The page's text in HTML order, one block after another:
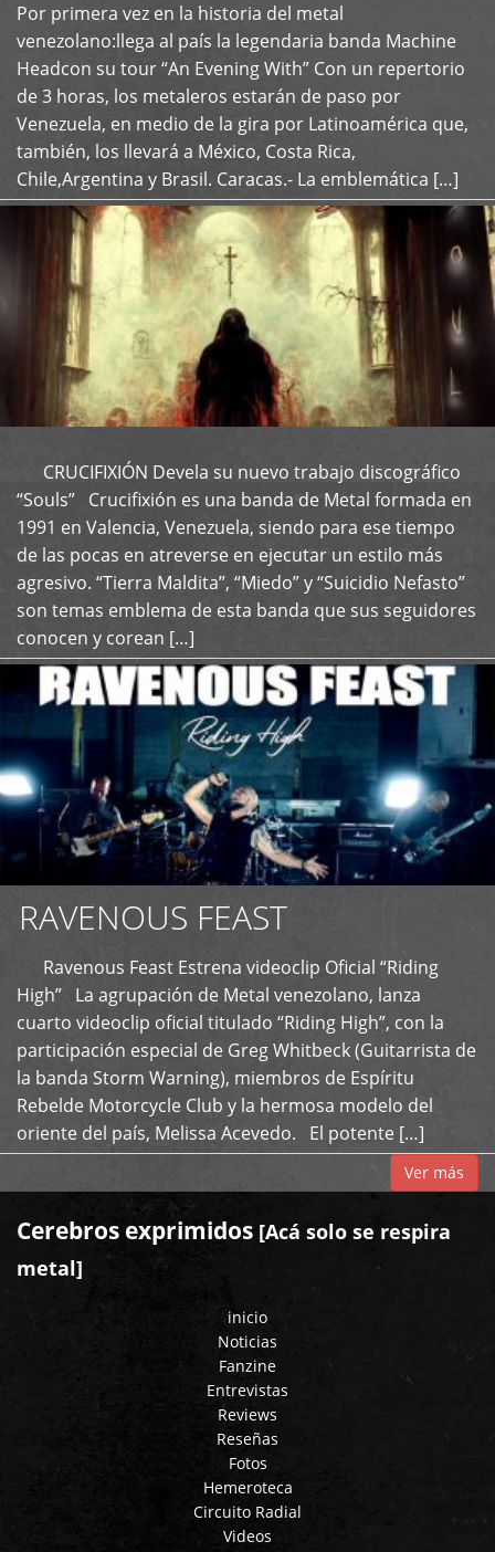
Por primera vez en la historia del metal
venezolano:llega al país la legendaria banda Machine
Headcon su tour “An Evening With” Con un repertorio
de 3 horas, los metaleros estarán de paso por
Venezuela, en medio de la gira por Latinoamérica que,
también, los llevará a México, Costa Rica,
Chile,Argentina y Brasil. Caracas.- La emblemática […]
+
CRUCIFIXIÓN Devela su nuevo trabajo discográfico
“Souls” Crucifixión es una banda de Metal formada en
1991 en Valencia, Venezuela, siendo para ese tiempo
de las pocas en atreverse en ejecutar un estilo más
agresivo. “Tierra Maldita”, “Miedo” y “Suicidio Nefasto”
son temas emblema de esta banda que sus seguidores
conocen y corean […]
+
RAVENOUS FEAST
Ravenous Feast Estrena videoclip Oficial “Riding
High” La agrupación de Metal venezolano, lanza
cuarto videoclip oficial titulado “Riding High”, con la
participación especial de Greg Whitbeck (Guitarrista de
la banda Storm Warning), miembros de Espíritu
Rebelde Motorcycle Club y la hermosa modelo del
oriente del país, Melissa Acevedo. El potente […]
Ver más
Cerebros exprimidos [Acá solo se respira
metal]
inicio
Noticias
Fanzine
Entrevistas
Reviews
Reseñas
Fotos
Hemeroteca
Circuito Radial
Videos